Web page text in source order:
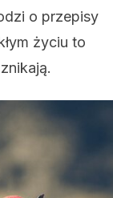
o przepisy
życiu to